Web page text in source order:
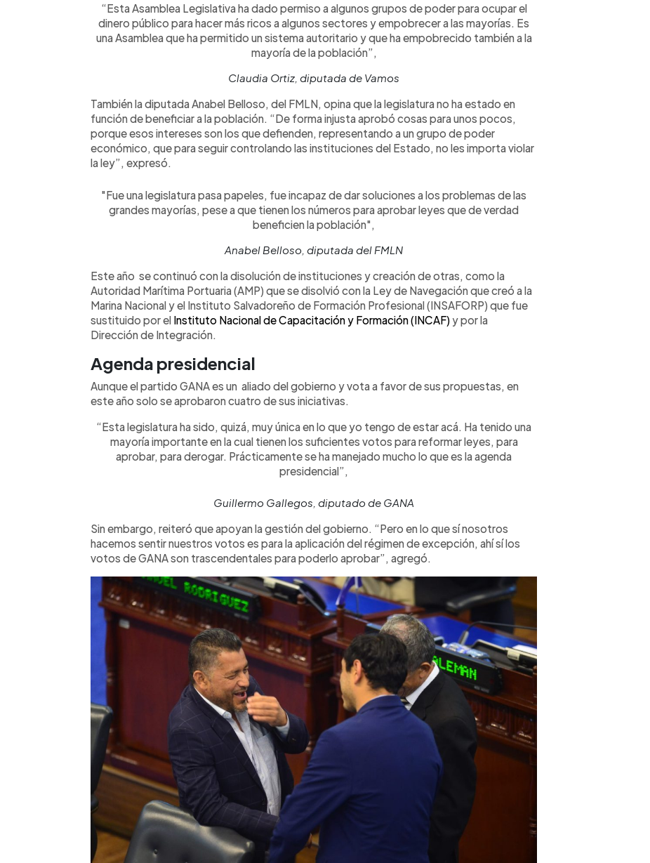
“Esta Asamblea Legislativa ha dado permiso a algunos grupos de poder para ocupar el
dinero público para hacer más ricos a algunos sectores y empobrecer a las mayorías. Es
una Asamblea que ha permitido un sistema autoritario y que ha empobrecido también a la
mayoría de la población”,
Claudia Ortiz, diputada de Vamos
También la diputada Anabel Belloso, del FMLN, opina que la legislatura no ha estado en
función de beneficiar a la población. “De forma injusta aprobó cosas para unos pocos,
porque esos intereses son los que defienden, representando a un grupo de poder
económico, que para seguir controlando las instituciones del Estado, no les importa violar
la ley”, expresó.
"Fue una legislatura pasa papeles, fue incapaz de dar soluciones a los problemas de las
grandes mayorías, pese a que tienen los números para aprobar leyes que de verdad
beneficien la población",
Anabel Belloso, diputada del FMLN
Este año se continuó con la disolución de instituciones y creación de otras, como la
Autoridad Marítima Portuaria (AMP) que se disolvió con la Ley de Navegación que creó a la
Marina Nacional y el Instituto Salvadoreño de Formación Profesional (INSAFORP) que fue
sustituido por el Instituto Nacional de Capacitación y Formación (INCAF) y por la
Dirección de Integración.
Agenda presidencial
Aunque el partido GANA es un aliado del gobierno y vota a favor de sus propuestas, en
este año solo se aprobaron cuatro de sus iniciativas.
“Esta legislatura ha sido, quizá, muy única en lo que yo tengo de estar acá. Ha tenido una
mayoría importante en la cual tienen los suficientes votos para reformar leyes, para
aprobar, para derogar. Prácticamente se ha manejado mucho lo que es la agenda
presidencial”,
Guillermo Gallegos, diputado de GANA
Sin embargo, reiteró que apoyan la gestión del gobierno. “Pero en lo que sí nosotros
hacemos sentir nuestros votos es para la aplicación del régimen de excepción, ahí sí los
votos de GANA son trascendentales para poderlo aprobar”, agregó.